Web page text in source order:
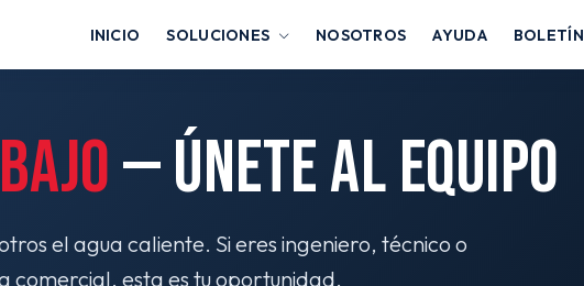
INICIO SOLUCIONES NOSOTROS AYUDA BOLETÍN
— ÚNETE AL EQUIPO
el agua caliente. Si eres ingeniero, técnico o
comercial, esta es tu oportunidad.